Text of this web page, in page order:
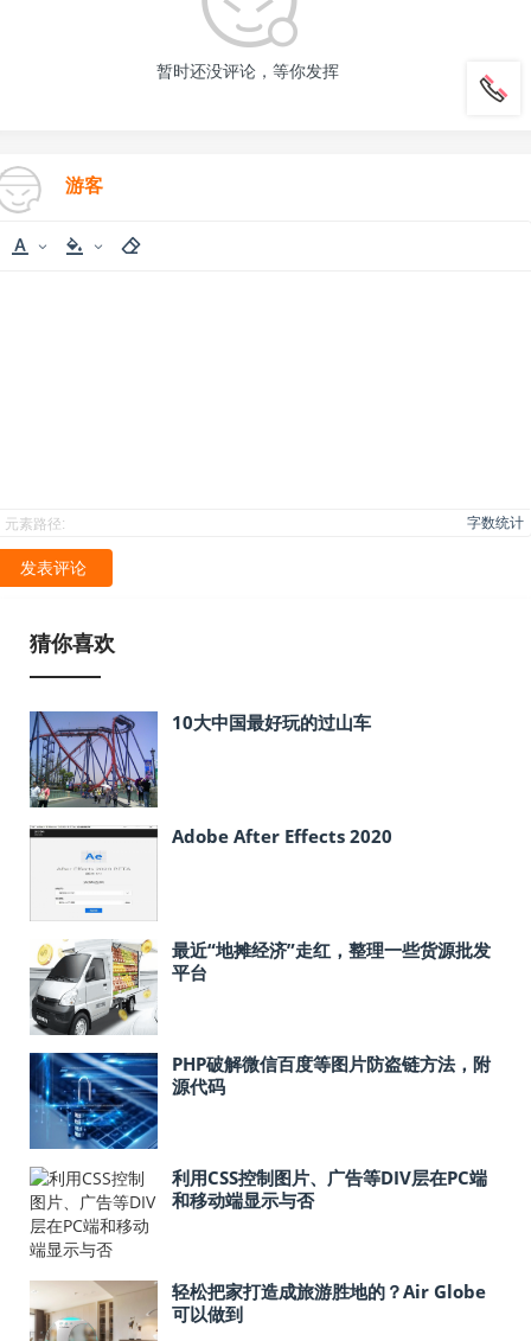
暂时还没评论，等你发挥
游客
元素路径: 字数统计
发表评论
猜你喜欢
10大中国最好玩的过山车
Adobe After Effects 2020
最近“地摊经济”走红，整理一些货源批发
平台
PHP破解微信百度等图片防盗链方法，附
源代码
利用CSS控制图片、广告等DIV层在PC端
和移动端显示与否
轻松把家打造成旅游胜地的？Air Globe
可以做到